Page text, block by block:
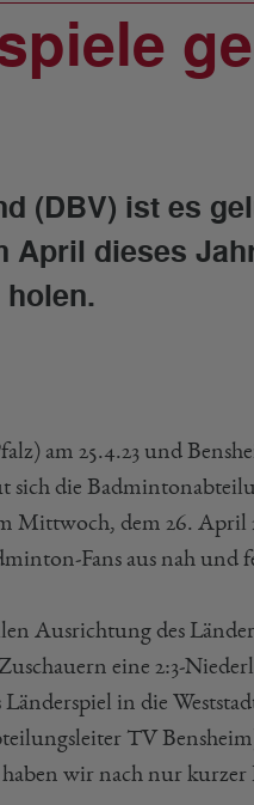
(DBV) ist es
April dieses
am 25.4.23 und
die
dem 26. April
Fans aus nah und
Ausrichtung des
eine 2:3-
in die
TV
wir nach nur